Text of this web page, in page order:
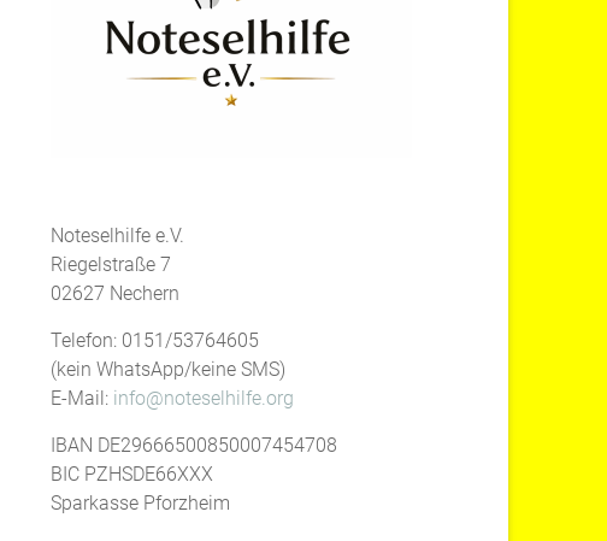
Noteselhilfe e.V.
Riegelstraße 7
02627 Nechern
Telefon: 0151/53764605
(kein WhatsApp/keine SMS)
E-Mail: info@noteselhilfe.org
IBAN DE29666500850007454708
BIC PZHSDE66XXX
Sparkasse Pforzheim